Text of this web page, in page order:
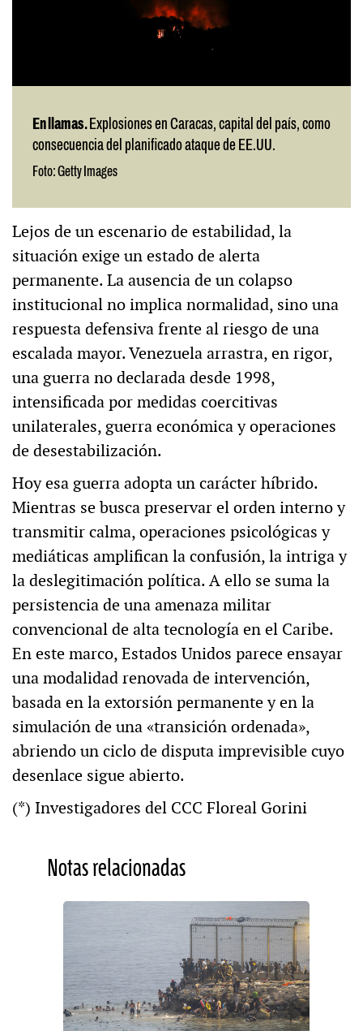
En llamas. Explosiones en Caracas, capital del país, como
consecuencia del planificado ataque de EE.UU.
Foto: Getty Images
Lejos de un escenario de estabilidad, la
situación exige un estado de alerta
permanente. La ausencia de un colapso
institucional no implica normalidad, sino una
respuesta defensiva frente al riesgo de una
escalada mayor. Venezuela arrastra, en rigor,
una guerra no declarada desde 1998,
intensificada por medidas coercitivas
unilaterales, guerra económica y operaciones
de desestabilización.
Hoy esa guerra adopta un carácter híbrido.
Mientras se busca preservar el orden interno y
transmitir calma, operaciones psicológicas y
mediáticas amplifican la confusión, la intriga y
la deslegitimación política. A ello se suma la
persistencia de una amenaza militar
convencional de alta tecnología en el Caribe.
En este marco, Estados Unidos parece ensayar
una modalidad renovada de intervención,
basada en la extorsión permanente y en la
simulación de una «transición ordenada»,
abriendo un ciclo de disputa imprevisible cuyo
desenlace sigue abierto.
(*) Investigadores del CCC Floreal Gorini
Notas relacionadas